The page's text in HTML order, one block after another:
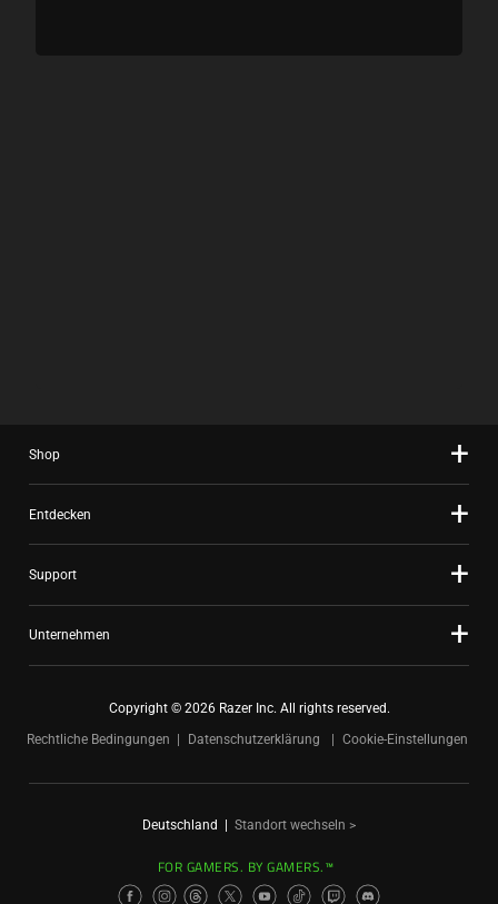
Shop
Entdecken
Support
Unternehmen
Copyright © 2026 Razer Inc. All rights reserved.
Rechtliche Bedingungen
Datenschutzerklärung Cookie-Einstellungen
Deutschland | Standort wechseln >
FOR GAMERS. BY GAMERS.™